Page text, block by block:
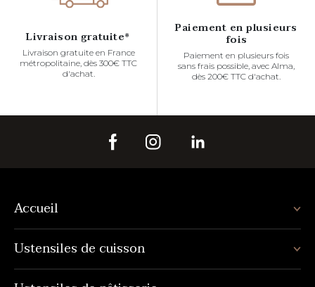
Livraison gratuite*
Livraison gratuite en France
métropolitaine, dès 300€ TTC
d'achat.
Paiement en plusieurs
fois
Paiement en plusieurs fois
sans frais possible, avec Alma,
dès 200€ TTC d'achat.
Accueil
Ustensiles de cuisson